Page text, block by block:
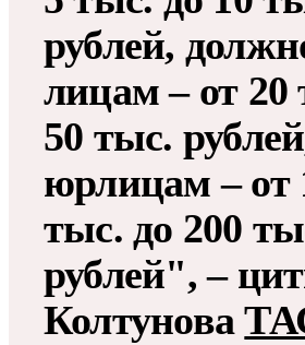
рублей,
лицам – от 20
50 тыс.
юрлицам – от
тыс. до 200
рублей", –
Колтунова